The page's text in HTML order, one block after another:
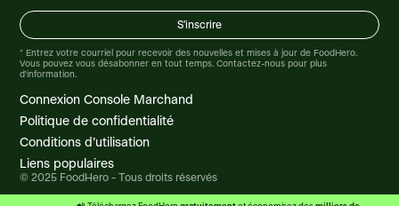
* Entrez votre courriel pour recevoir des nouvelles et mises à jour de FoodHero.
Vous pouvez vous désabonner en tout temps. Contactez-nous pour plus
d'information.
Connexion Console Marchand
Politique de confidentialité
Conditions d’utilisation
Liens populaires
© 2025 FoodHero - Tous droits réservés